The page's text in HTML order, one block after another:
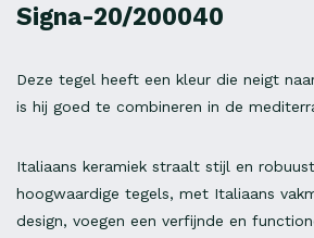
Signa-20/200040
Deze tegel heeft een kleur die neigt
is hij goed te combineren in de
Italiaans keramiek straalt stijl en
hoogwaardige tegels, met Italiaans
design, voegen een verfijnde en